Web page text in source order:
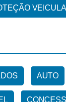
AUTO